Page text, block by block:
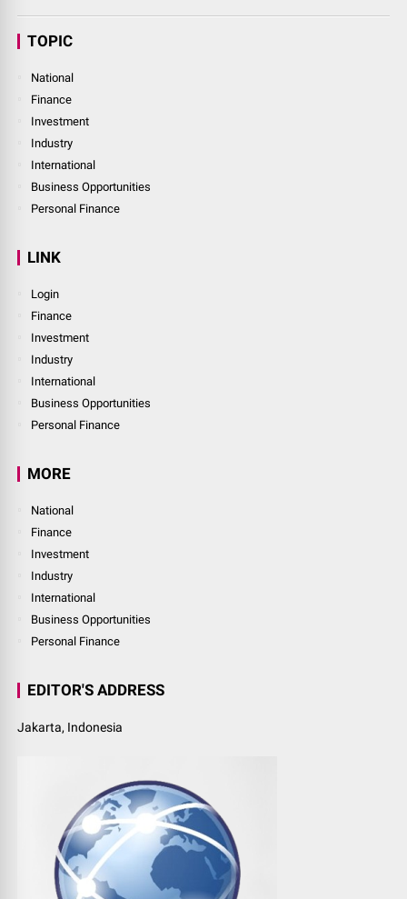
TOPIC
National
Finance
Investment
Industry
International
Business Opportunities
Personal Finance
LINK
Login
Finance
Investment
Industry
International
Business Opportunities
Personal Finance
MORE
National
Finance
Investment
Industry
International
Business Opportunities
Personal Finance
EDITOR'S ADDRESS
Jakarta, Indonesia